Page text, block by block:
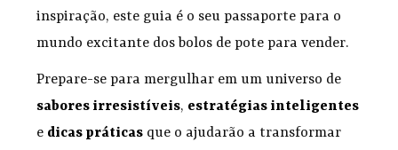
inspiração, este guia é o seu passaporte para o
mundo excitante dos bolos de pote para vender.
Prepare-se para mergulhar em um universo de
sabores irresistíveis, estratégias inteligentes
e dicas práticas que o ajudarão a transformar